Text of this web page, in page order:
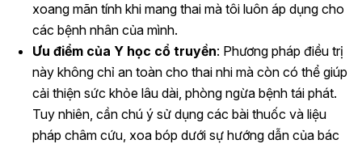
xoang mãn tính khi mang thai mà tôi luôn áp dụng cho
các bệnh nhân của mình.
Ưu điểm của Y học cổ truyền: Phương pháp điều trị
này không chỉ an toàn cho thai nhi mà còn có thể giúp
cải thiện sức khỏe lâu dài, phòng ngừa bệnh tái phát.
Tuy nhiên, cần chú ý sử dụng các bài thuốc và liệu
pháp châm cứu, xoa bóp dưới sự hướng dẫn của bác